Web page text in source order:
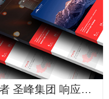
新时代文旅产业领航者 圣峰集团 响应式品牌形象网站